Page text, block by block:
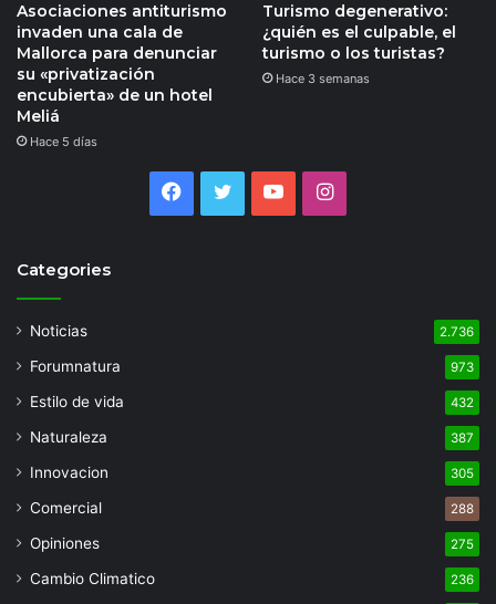
Asociaciones antiturismo
invaden una cala de
Mallorca para denunciar
su «privatización
encubierta» de un hotel
Meliá
Hace 5 días
Turismo degenerativo:
¿quién es el culpable, el
turismo o los turistas?
Hace 3 semanas
Facebook
TwitterYouTubeInstagram
Categories
Noticias 2.736
Forumnatura 973
Estilo de vida 432
Naturaleza 387
Innovacion 305
Comercial 288
Opiniones 275
Cambio Climatico 236